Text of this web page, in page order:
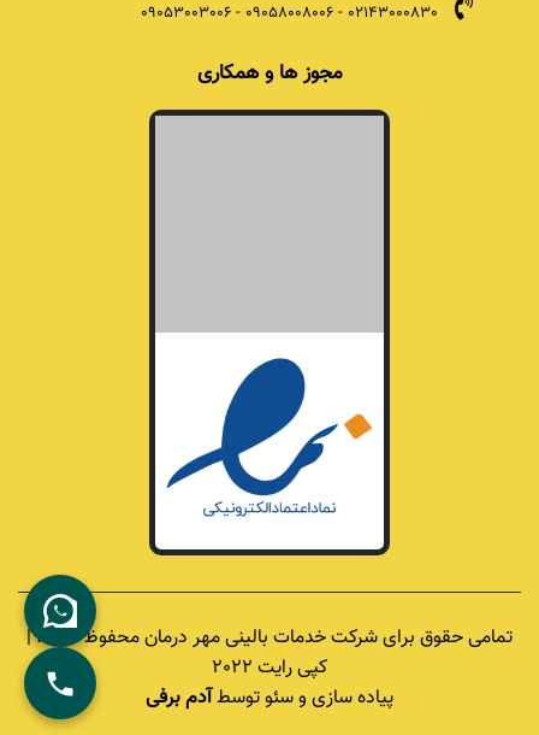
02143000830
-
09058008006
-
09053003006
مجوز ها و همکاری
تمامی حقوق برای شرکت خدمات بالینی مهر درمان محفوظ است. |
کپی رایت 2022
پیاده سازی و سئو توسطآدم برفی